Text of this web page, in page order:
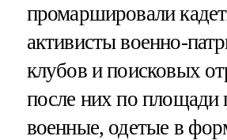
промаршировали
активисты военно-
клубов и поисковых
после них по
военные, одетые в